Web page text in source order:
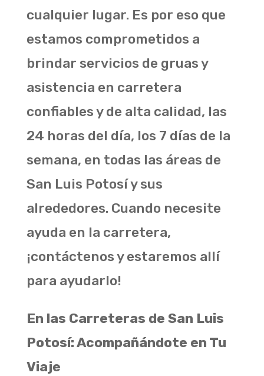
cualquier lugar. Es por eso que
estamos comprometidos a
brindar servicios de gruas y
asistencia en carretera
confiables y de alta calidad, las
24 horas del día, los 7 días de la
semana, en todas las áreas de
San Luis Potosí y sus
alrededores. Cuando necesite
ayuda en la carretera,
¡contáctenos y estaremos allí
para ayudarlo!
En las Carreteras de San Luis
Potosí: Acompañándote en Tu
Viaje